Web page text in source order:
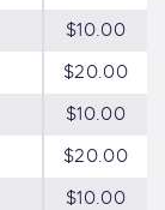
$10.00
$20.00
$10.00
$20.00
$10.00